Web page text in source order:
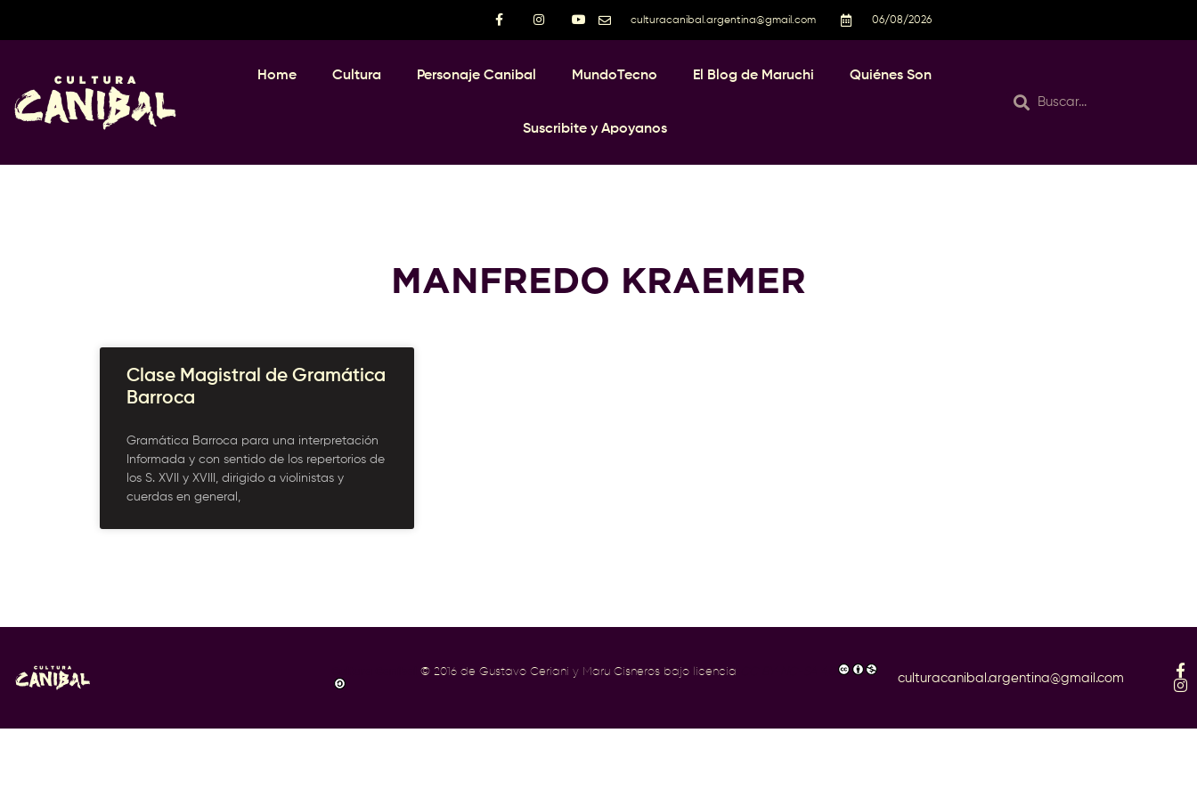
culturacanibal.argentina@gmail.com 06/08/2026
Home Cultura Personaje Canibal MundoTecno El Blog de Maruchi Quiénes Son
Suscribite y Apoyanos
MANFREDO KRAEMER
Clase Magistral de Gramática
Barroca
Gramática Barroca para una interpretación
Informada y con sentido de los repertorios de
los S. XVII y XVIII, dirigido a violinistas y
cuerdas en general,
© 2016 de Gustavo Ceriani y Maru Cisneros bajo licencia culturacanibal.argentina@gmail.com